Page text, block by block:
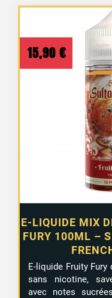
E-LIQUIDE MIX
FURY 100ML –
15,90 €
E-liquide Fruity Fury
sans nicotine,
avec notes